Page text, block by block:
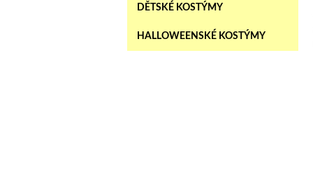
DĚTSKÉ KOSTÝMY
HALLOWEENSKÉ KOSTÝMY